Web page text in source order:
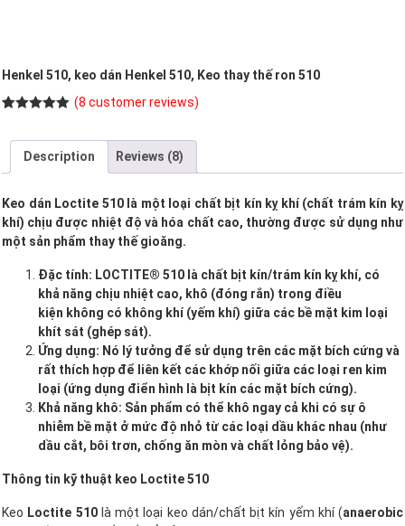
Henkel 510, keo dán Henkel 510, Keo thay thế ron 510
customer
ratings
(8 customer reviews)
Description Reviews (8)
Keo dán Loctite 510 là một loại chất bịt kín kỵ khí (chất trám kín kỵ
khí) chịu được nhiệt độ và hóa chất cao, thường được sử dụng như
một sản phẩm thay thế gioăng.
Đặc tính: LOCTITE® 510 là chất bịt kín/trám kín kỵ khí, có
khả năng chịu nhiệt cao, khô (đóng rắn) trong điều
kiện không có không khí (yếm khí) giữa các bề mặt kim loại
khít sát (ghép sát).
Ứng dụng: Nó lý tưởng để sử dụng trên các mặt bích cứng và
rất thích hợp để liên kết các khớp nối giữa các loại ren kim
loại (ứng dụng điển hình là bịt kín các mặt bích cứng).
Khả năng khô: Sản phẩm có thể khô ngay cả khi có sự ô
nhiễm bề mặt ở mức độ nhỏ từ các loại dầu khác nhau (như
dầu cắt, bôi trơn, chống ăn mòn và chất lỏng bảo vệ).
Thông tin kỹ thuật keo Loctite 510
Keo Loctite 510là một loại keo dán/chất bịt kín yếm khí (anaerobic